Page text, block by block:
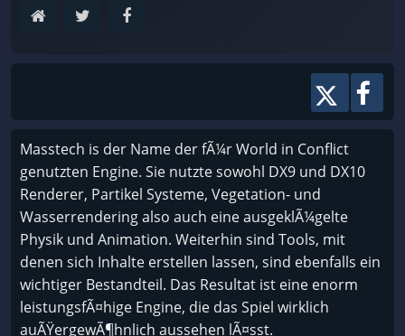
Masstech is der Name der fÃ¼r World in Conflict
genutzten Engine. Sie nutzte sowohl DX9 und DX10
Renderer, Partikel Systeme, Vegetation- und
Wasserrendering also auch eine ausgeklÃ¼gelte
Physik und Animation. Weiterhin sind Tools, mit
denen sich Inhalte erstellen lassen, sind ebenfalls ein
wichtiger Bestandteil. Das Resultat ist eine enorm
leistungsfÃ¤hige Engine, die das Spiel wirklich
auÃŸergewÃ¶hnlich aussehen lÃ¤sst.